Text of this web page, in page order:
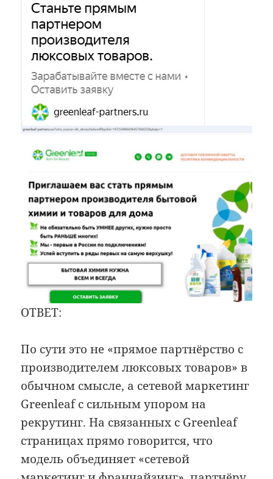
ОТВЕТ:
По сути это не «прямое партнёрство с
производителем люксовых товаров» в
обычном смысле, а сетевой маркетинг
Greenleaf с сильным упором на
рекрутинг. На связанных с Greenleaf
страницах прямо говорится, что
модель объединяет «сетевой